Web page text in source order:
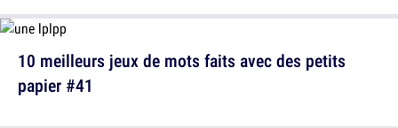
10 meilleurs jeux de mots faits avec des petits
papier #41